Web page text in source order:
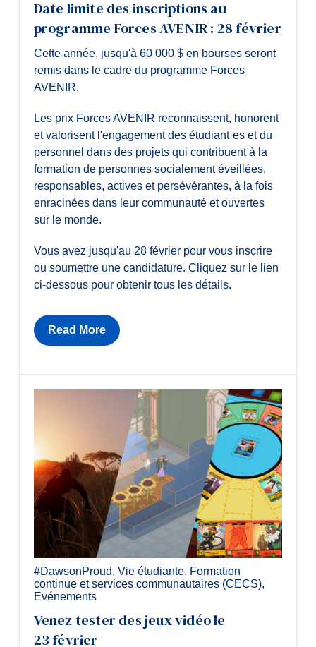
Date limite des inscriptions au
programme Forces AVENIR : 28 février
Cette année, jusqu'à 60 000 $ en bourses seront
remis dans le cadre du programme Forces
AVENIR.
Les prix Forces AVENIR reconnaissent, honorent
et valorisent l'engagement des étudiant·es et du
personnel dans des projets qui contribuent à la
formation de personnes socialement éveillées,
responsables, actives et persévérantes, à la fois
enracinées dans leur communauté et ouvertes
sur le monde.
Vous avez jusqu'au 28 février pour vous inscrire
ou soumettre une candidature. Cliquez sur le lien
ci-dessous pour obtenir tous les détails.
Read More
#DawsonProud, Vie étudiante, Formation
continue et services communautaires (CECS),
Evénements
Venez tester des jeux vidéo le
23 février